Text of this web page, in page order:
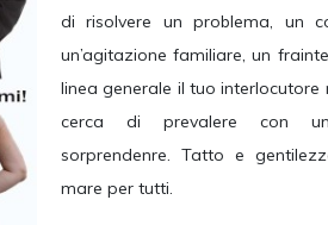
di risolvere un problema, un
un’agitazione familiare, un
linea generale il tuo interlocutore
cerca di prevalere con
sorprendenre. Tatto e
mare per tutti.